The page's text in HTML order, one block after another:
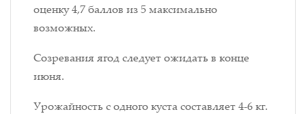
оценку 4,7 баллов из 5 максимально
возможных.
Созревания ягод следует ожидать в конце
июня.
Урожайность с одного куста составляет 4-6 кг.